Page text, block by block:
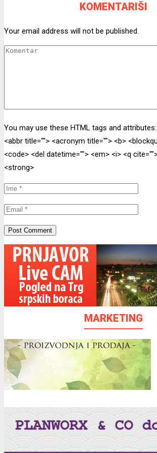
KOMENTARIŠI
Your email address will not be published.
You may use these HTML tags and attributes:
<abbr title=""> <acronym title=""> <b>
<code> <del datetime=""> <em> <i> <q
<strong>
MARKETING